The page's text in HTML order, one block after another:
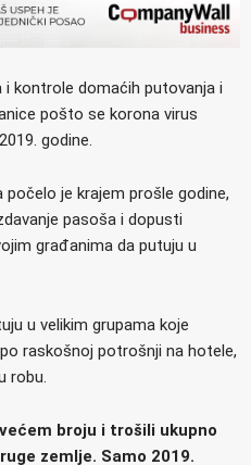
i kontrole domaćih putovanja i
pošto se korona virus
godine.
je krajem prošle godine,
pasoša i dopusti
građanima da putuju u
u velikim grupama koje
raskošnoj potrošnji na hotele,
robu.
broju i trošili ukupno
zemlje. Samo 2019.